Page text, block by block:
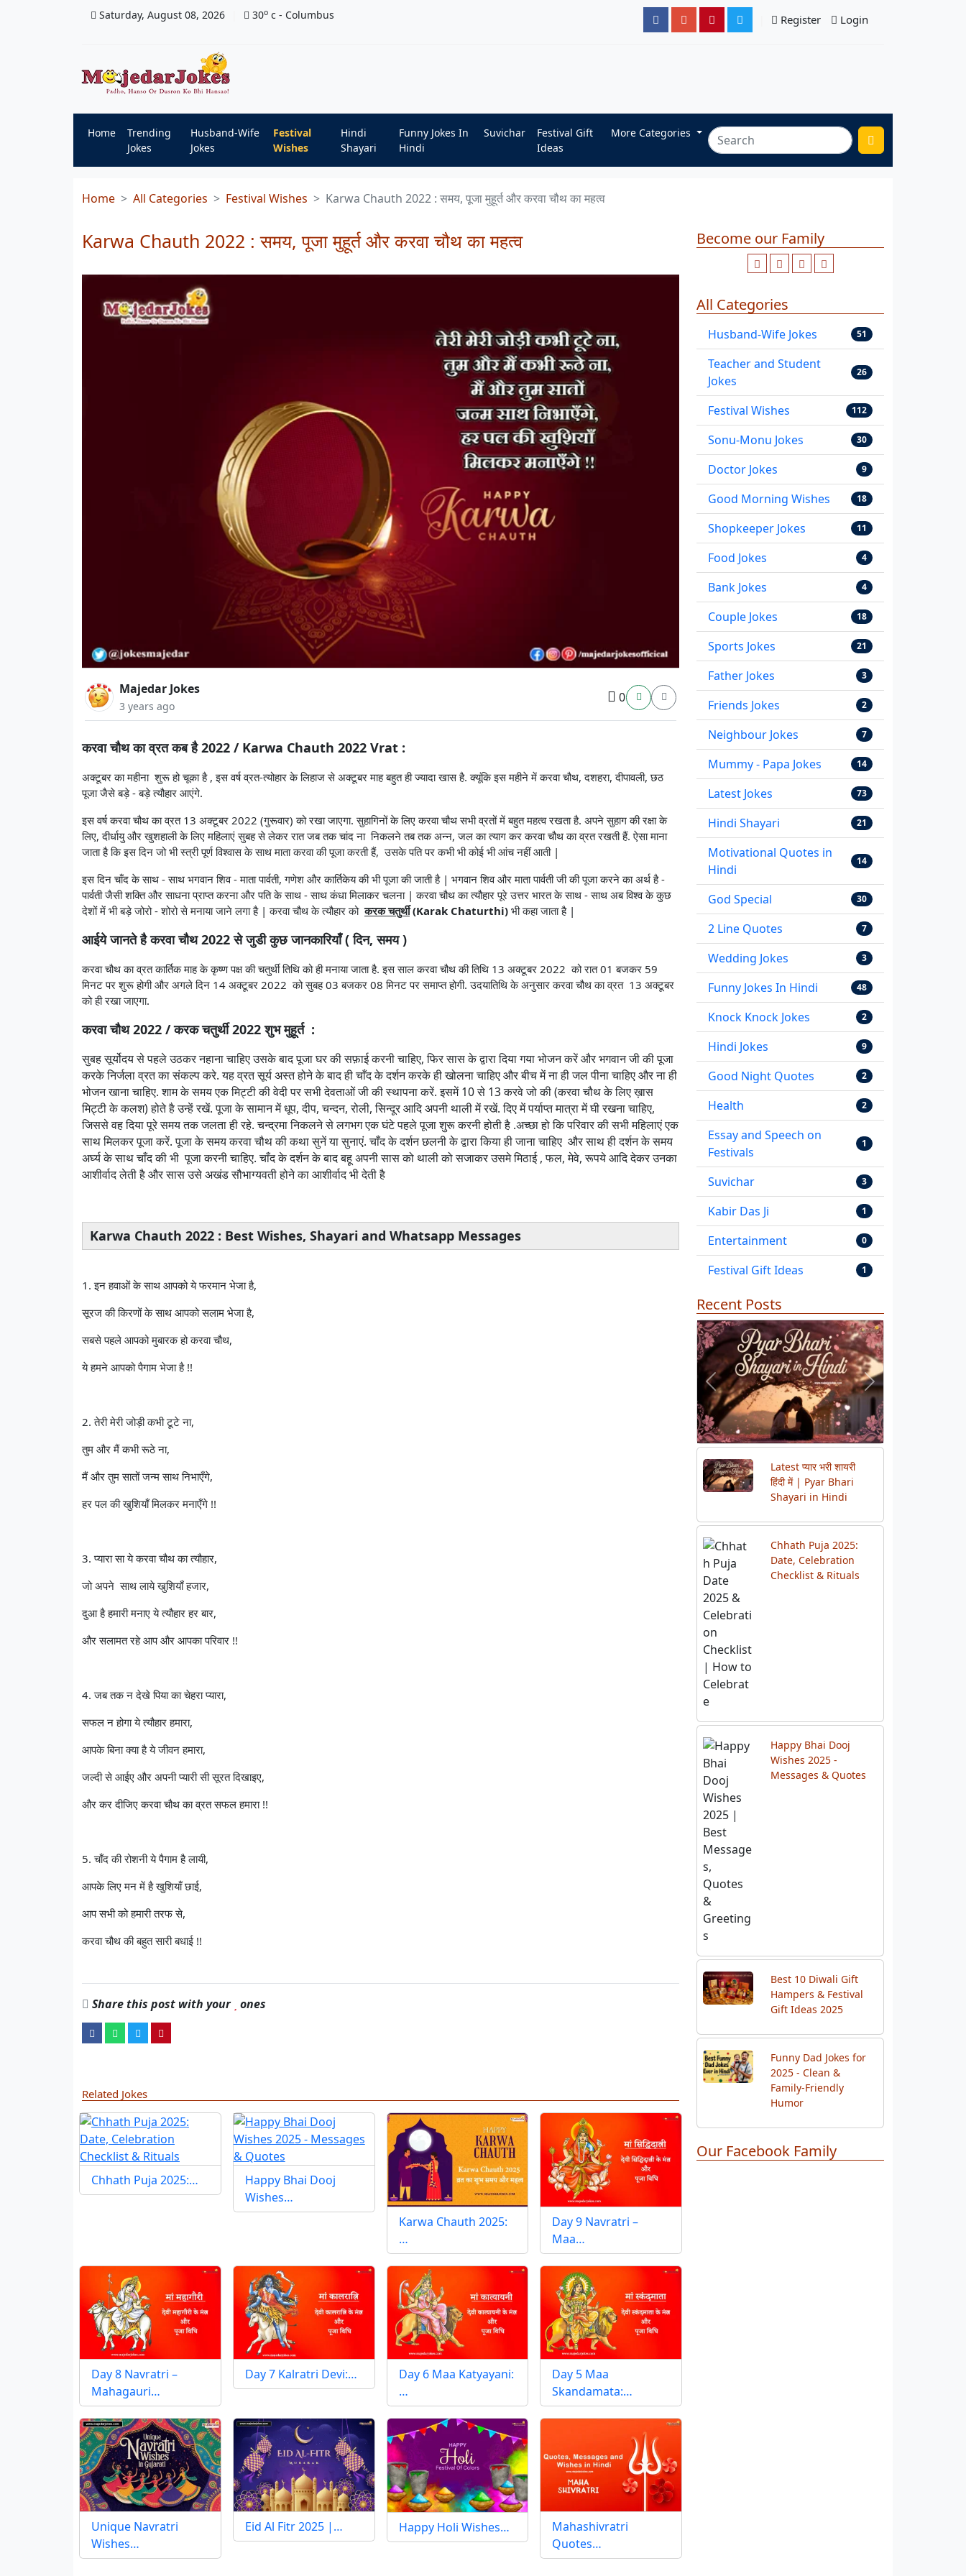
Saturday, August 08, 2026 30o c - Columbus Register Login
Home
Trending
Jokes
Husband-Wife
Jokes
Festival
Wishes
Hindi
Shayari
Funny Jokes In
Hindi
Suvichar
Festival Gift
Ideas
More Categories
Home All Categories Festival Wishes Karwa Chauth 2022 : समय, पूजा मुहूर्त और करवा चौथ का महत्व
Karwa Chauth 2022 : समय, पूजा मुहूर्त और करवा चौथ का महत्व
Majedar Jokes
3 years ago
0
करवा चौथ का व्रत कब है 2022 / Karwa Chauth 2022 Vrat :
अक्टूबर का महीना शुरू हो चूका है , इस वर्ष व्रत-त्योहार के लिहाज से अक्टूबर माह बहुत ही ज्यादा खास है. क्यूंकि इस महीने में करवा चौथ, दशहरा, दीपावली, छठ
पूजा जैसे बड़े - बड़े त्यौहार आएंगे.
इस वर्ष करवा चौथ का व्रत 13 अक्टूबर 2022 (गुरूवार) को रखा जाएगा. सुहागिनों के लिए करवा चौथ सभी व्रतों में बहुत महत्व रखता है. अपने सुहाग की रक्षा के
लिए, दीर्धायु और खुशहाली के लिए महिलाएं सुबह से लेकर रात जब तक चांद ना निकलने तब तक अन्न, जल का त्याग कर करवा चौथ का व्रत रखती हैं. ऐसा माना
जाता है कि इस दिन जो भी स्त्री पूर्ण विश्वास के साथ माता करवा की पूजा करती हैं, उसके पति पर कभी भी कोई भी आंच नहीं आती |
इस दिन चाँद के साथ - साथ भगवान शिव - माता पार्वती, गणेश और कार्तिकेय की भी पूजा की जाती है | भगवान शिव और माता पार्वती जी की पूजा करने का अर्थ है -
पार्वती जैसी शक्ति और साधना प्राप्त करना और पति के साथ - साथ कंधा मिलाकर चलना | करवा चौथ का त्यौहार पूरे उत्तर भारत के साथ - साथ अब विश्व के कुछ
देशों में भी बड़े जोरो - शोरो से मनाया जाने लगा है | करवा चौथ के त्यौहार कोकरक चतुर्थी (Karak Chaturthi) भी कहा जाता है |
आईये जानते है करवा चौथ 2022 से जुडी कुछ जानकारियाँ ( दिन, समय )
करवा चौथ का व्रत कार्तिक माह के कृष्ण पक्ष की चतुर्थी तिथि को ही मनाया जाता है. इस साल करवा चौथ की तिथि 13 अक्टूबर 2022 को रात 01 बजकर 59
मिनट पर शुरू होगी और अगले दिन 14 अक्टूबर 2022 को सुबह 03 बजकर 08 मिनट पर समाप्त होगी. उदयातिथि के अनुसार करवा चौथ का व्रत 13 अक्टूबर
को ही रखा जाएगा.
करवा चौथ 2022 / करक चतुर्थी 2022 शुभ मुहूर्त :
सुबह सूर्योदय से पहले उठकर नहाना चाहिए उसके बाद पूजा घर की सफ़ाई करनी चाहिए, फिर सास के द्वारा दिया गया भोजन करें और भगवान जी की पूजा
करके निर्जला व्रत का संकल्प करे. यह व्रत सूर्य अस्त होने के बाद ही चाँद के दर्शन करके ही खोलना चाहिए और बीच में ना ही जल पीना चाहिए और ना ही
भोजन खाना चाहिए. शाम के समय एक मिट्टी की वेदी पर सभी देवताओं जी की स्थापना करें. इसमें 10 से 13 करवे जो की (करवा चौथ के लिए ख़ास
मिट्टी के कलश) होते है उन्हें रखें. पूजा के सामान में धूप, दीप, चन्दन, रोली, सिन्दूर आदि अपनी थाली में रखें. दिए में पर्याप्त मात्रा में घी रखना चाहिए,
जिससे वह दिया पूरे समय तक जलता ही रहे. चन्द्रमा निकलने से लगभग एक घंटे पहले पूजा शुरू करनी होती है .अच्छा हो कि परिवार की सभी महिलाएं एक
साथ मिलकर पूजा करें. पूजा के समय करवा चौथ की कथा सुनें या सुनाएं. चाँद के दर्शन छलनी के द्वारा किया ही जाना चाहिए और साथ ही दर्शन के समय
अर्घ्य के साथ चाँद की भी पूजा करनी चाहिए. चाँद के दर्शन के बाद बहू अपनी सास को थाली को सजाकर उसमे मिठाई , फल, मेवे, रूपये आदि देकर उनका
आशीर्वाद लेती है और सास उसे अखंड सौभाग्यवती होने का आशीर्वाद भी देती है
Karwa Chauth 2022 : Best Wishes, Shayari and Whatsapp Messages
1. इन हवाओं के साथ आपको ये फरमान भेजा है,
सूरज की किरणों के साथ आपको सलाम भेजा है,
सबसे पहले आपको मुबारक हो करवा चौथ,
ये हमने आपको पैगाम भेजा है !!
2. तेरी मेरी जोड़ी कभी टूटे ना,
तुम और मैं कभी रूठे ना,
मैं और तुम सातों जन्म साथ निभाएँगे,
हर पल की खुशियाँ मिलकर मनाएँगे !!
3. प्यारा सा ये करवा चौथ का त्यौहार,
जो अपने साथ लाये खुशियाँ हजार,
दुआ है हमारी मनाए ये त्यौहार हर बार,
और सलामत रहे आप और आपका परिवार !!
4. जब तक न देखे पिया का चेहरा प्यारा,
सफल न होगा ये त्यौहार हमारा,
आपके बिना क्या है ये जीवन हमारा,
जल्दी से आईए और अपनी प्यारी सी सूरत दिखाइए,
और कर दीजिए करवा चौथ का व्रत सफल हमारा !!
5. चाँद की रोशनी ये पैगाम है लायी,
आपके लिए मन में है खुशियाँ छाई,
आप सभी को हमारी तरफ से,
करवा चौथ की बहुत सारी बधाई !!
Share this post with your ones
Related Jokes
Chhath Puja 2025:…
Happy Bhai Dooj
Wishes…
Karwa Chauth 2025:
…
Day 9 Navratri –
Maa…
Day 8 Navratri –
Mahagauri…
Day 7 Kalratri Devi:…
Day 6 Maa Katyayani:
…
Day 5 Maa
Skandamata:…
Unique Navratri
Wishes…
Eid Al Fitr 2025 |… Happy Holi Wishes…
Mahashivratri
Quotes…
Become our Family
All Categories
Husband-Wife Jokes 51
Teacher and Student
Jokes
26
Festival Wishes 112
Sonu-Monu Jokes 30
Doctor Jokes 9
Good Morning Wishes 18
Shopkeeper Jokes 11
Food Jokes 4
Bank Jokes 4
Couple Jokes 18
Sports Jokes 21
Father Jokes 3
Friends Jokes 2
Neighbour Jokes 7
Mummy - Papa Jokes 14
Latest Jokes 73
Hindi Shayari 21
Motivational Quotes in
Hindi
14
God Special 30
2 Line Quotes 7
Wedding Jokes 3
Funny Jokes In Hindi 48
Knock Knock Jokes 2
Hindi Jokes 9
Good Night Quotes 2
Health 2
Essay and Speech on
Festivals
1
Suvichar 3
Kabir Das Ji 1
Entertainment 0
Festival Gift Ideas 1
Recent Posts
Previous Next
Latest प्यार भरी शायरी
हिंदी में | Pyar Bhari
Shayari in Hindi
Chhath Puja 2025:
Date, Celebration
Checklist & Rituals
Happy Bhai Dooj
Wishes 2025 -
Messages & Quotes
Best 10 Diwali Gift
Hampers & Festival
Gift Ideas 2025
Funny Dad Jokes for
2025 - Clean &
Family-Friendly
Humor
Our Facebook Family